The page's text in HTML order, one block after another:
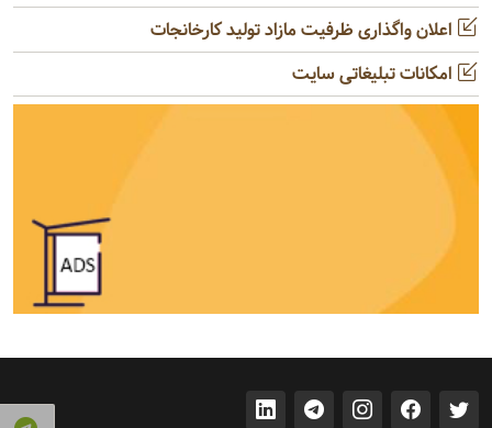
اعلان واگذاری ظرفیت مازاد تولید کارخانجات
امکانات تبلیغاتی سایت